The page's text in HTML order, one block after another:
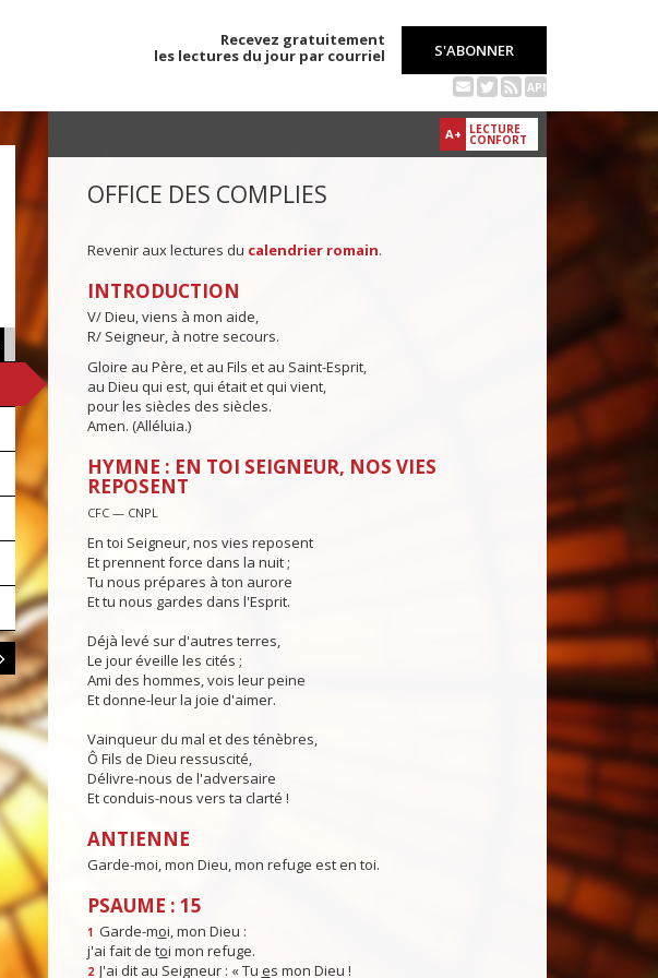
Recevez gratuitement
les lectures du jour par courriel
S'ABONNER
API
A+ LECTURE
CONFORT
OFFICE DES COMPLIES
Revenir aux lectures du calendrier romain.
INTRODUCTION
V/ Dieu, viens à mon aide,
R/ Seigneur, à notre secours.
Gloire au Père, et au Fils et au Saint-Esprit,
au Dieu qui est, qui était et qui vient,
pour les siècles des siècles.
Amen. (Alléluia.)
HYMNE : EN TOI SEIGNEUR, NOS VIES
REPOSENT
CFC — CNPL
En toi Seigneur, nos vies reposent
Et prennent force dans la nuit ;
Tu nous prépares à ton aurore
Et tu nous gardes dans l'Esprit.
Déjà levé sur d'autres terres,
Le jour éveille les cités ;
Ami des hommes, vois leur peine
Et donne-leur la joie d'aimer.
Vainqueur du mal et des ténèbres,
Ô Fils de Dieu ressuscité,
Délivre-nous de l'adversaire
Et conduis-nous vers ta clarté !
ANTIENNE
Garde-moi, mon Dieu, mon refuge est en toi.
PSAUME : 15
1 Garde-moi, mon Dieu :
j'ai fait de toi mon refuge.
2 J'ai dit au Seigneur : « Tu es mon Dieu !